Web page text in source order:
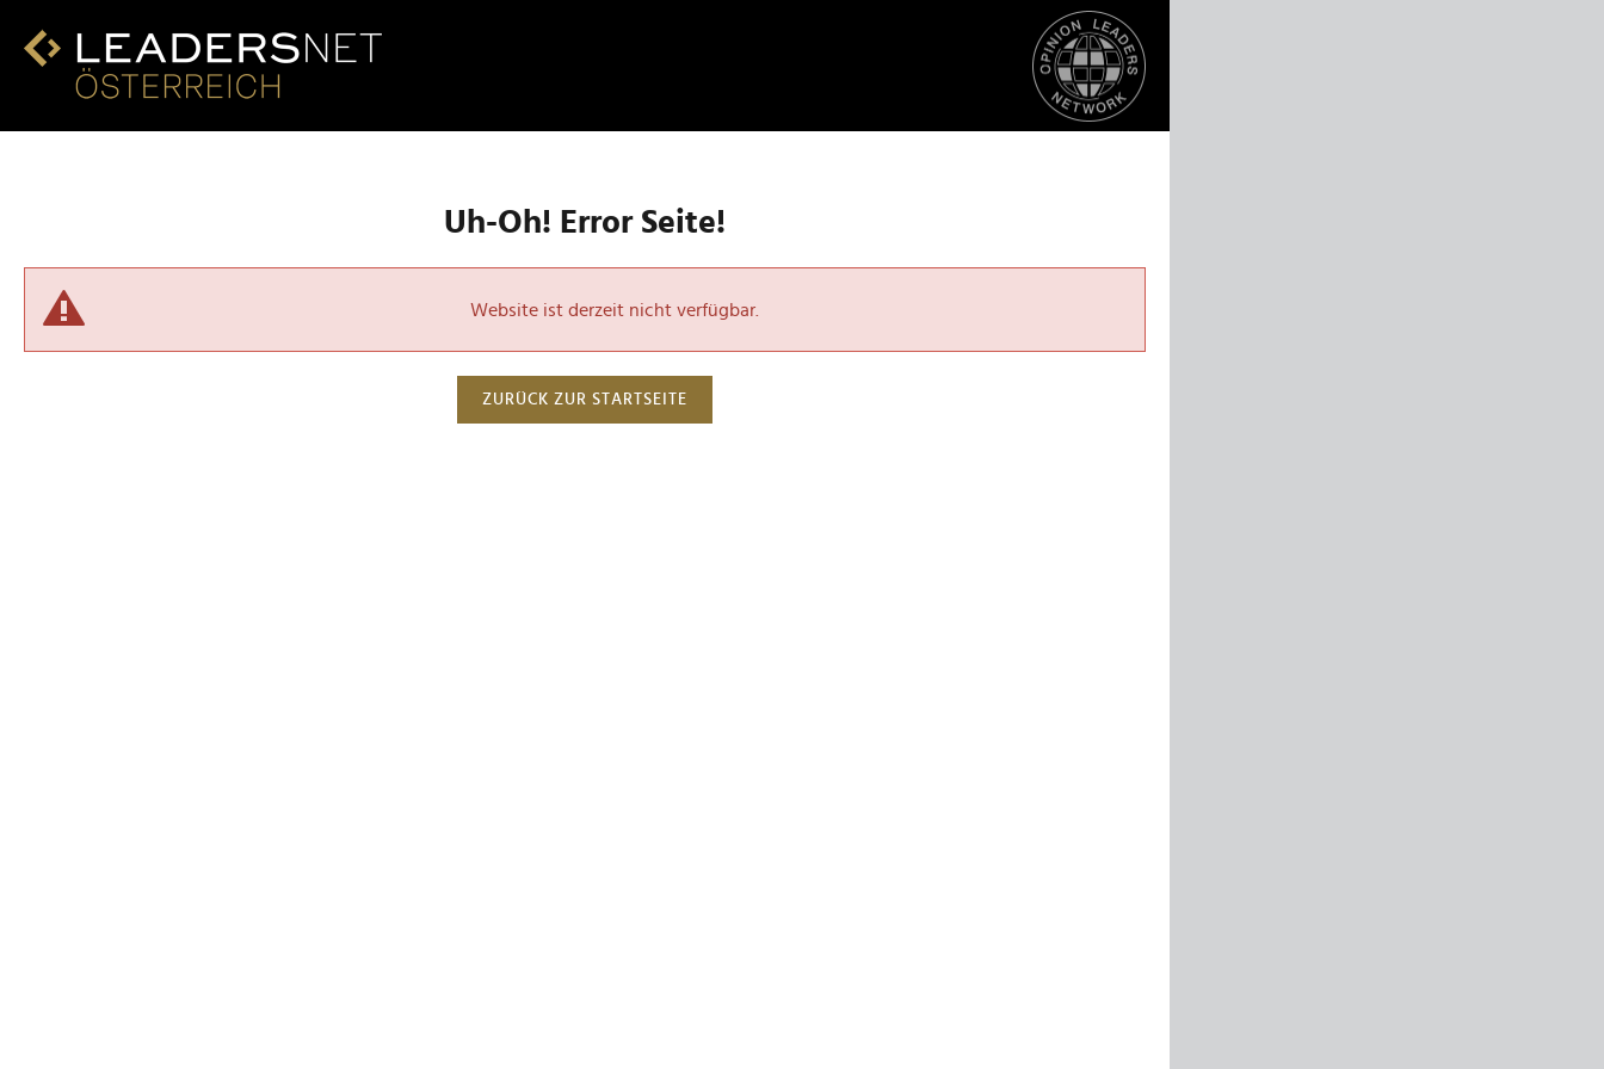
Uh-Oh! Error Seite!
Website ist derzeit nicht verfügbar.
ZURÜCK ZUR STARTSEITE